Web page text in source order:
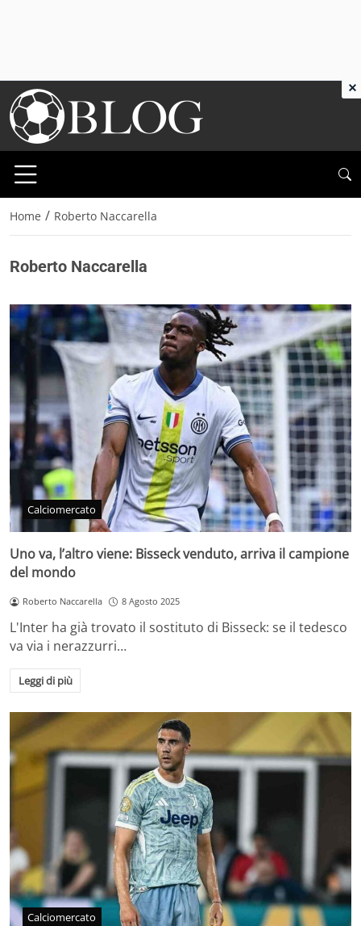
Home / Roberto Naccarella
Roberto Naccarella
Calciomercato
Uno va, l’altro viene: Bisseck venduto, arriva il campione
del mondo
Roberto Naccarella 8 Agosto 2025
L'Inter ha già trovato il sostituto di Bisseck: se il tedesco
va via i nerazzurri…
Leggi di più
Calciomercato
×